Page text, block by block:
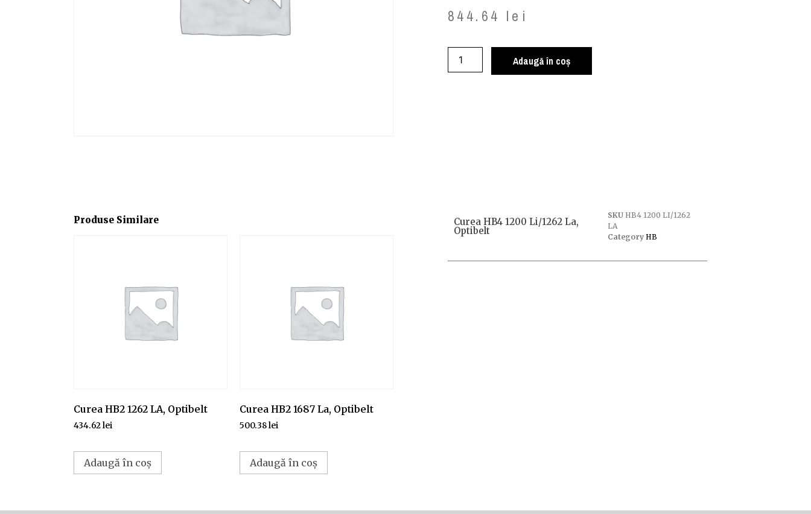
844.64 lei
Adaugă în coș
Produse Similare
Curea HB2 1262 LA, Optibelt
434.62lei
Adaugă în coș
Curea HB2 1687 La, Optibelt
500.38lei
Adaugă în coș
Curea HB4 1200 Li/1262 La,
Optibelt
SKU HB4 1200 LI/1262
LA
Category HB